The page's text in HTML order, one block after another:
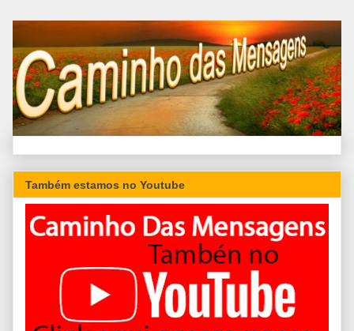
Também estamos no Youtube